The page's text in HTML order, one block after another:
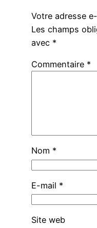
Votre adresse
Les champs
avec *
Commentaire *
Nom *
E-mail *
Site web